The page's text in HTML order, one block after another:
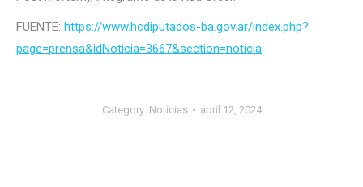
FUENTE: https://www.hcdiputados-ba.gov.ar/index.php?
page=prensa&idNoticia=3667&section=noticia
Category: Noticias abril 12, 2024